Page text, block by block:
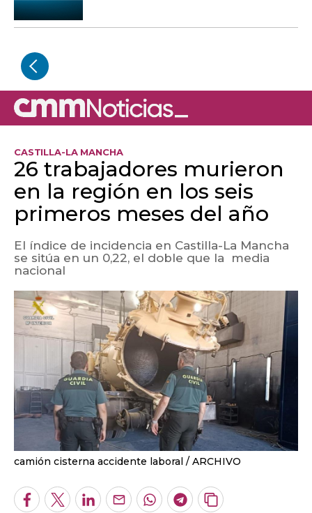
CASTILLA-LA MANCHA
26 trabajadores murieron
en la región en los seis
primeros meses del año
El índice de incidencia en Castilla-La Mancha
se sitúa en un 0,22, el doble que la media
nacional
camión cisterna accidente laboral ARCHIVO
Facebook
TwitterLinkedInEnviarWhatsapp
Telegram
Copiar